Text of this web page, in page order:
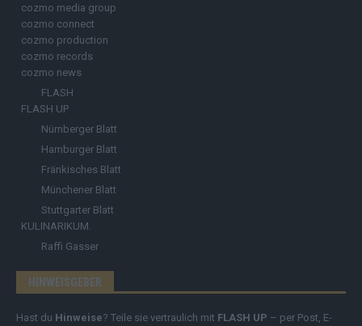
cozmo media group
cozmo connect
cozmo production
cozmo records
cozmo news
FLASH
FLASH UP
Nürnberger Blatt
Hamburger Blatt
Fränkisches Blatt
Münchener Blatt
Stuttgarter Blatt
KULINARIKUM.
Raffi Gasser
HINWEISGEBER
Hast du Hinweise? Teile sie vertraulich mit FLASH UP – per Post, E-